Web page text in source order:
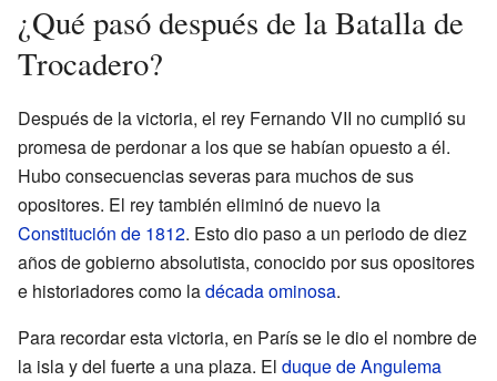
¿Qué pasó después de la Batalla de
Trocadero?
Después de la victoria, el rey Fernando VII no cumplió su
promesa de perdonar a los que se habían opuesto a él.
Hubo consecuencias severas para muchos de sus
opositores. El rey también eliminó de nuevo la
Constitución de 1812. Esto dio paso a un periodo de diez
años de gobierno absolutista, conocido por sus opositores
e historiadores como ladécada ominosa.
Para recordar esta victoria, en París se le dio el nombre de
la isla y del fuerte a una plaza. El duque de Angulema